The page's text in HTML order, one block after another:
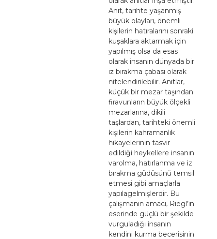
Anıt, tarihte yaşanmış
büyük olayları, önemli
kişilerin hatıralarını sonraki
kuşaklara aktarmak için
yapılmış olsa da esas
olarak insanın dünyada bir
iz bırakma çabası olarak
nitelendirilebilir. Anıtlar,
küçük bir mezar taşından
firavunların büyük ölçekli
mezarlarına, dikili
taşlardan, tarihteki önemli
kişilerin kahramanlık
hikayelerinin tasvir
edildiği heykellere insanın
varolma, hatırlanma ve iz
bırakma güdüsünü temsil
etmesi gibi amaçlarla
yapılagelmişlerdir. Bu
çalışmanın amacı, Riegl’in
eserinde güçlü bir şekilde
vurguladığı insanın
kendini kurma becerisinin